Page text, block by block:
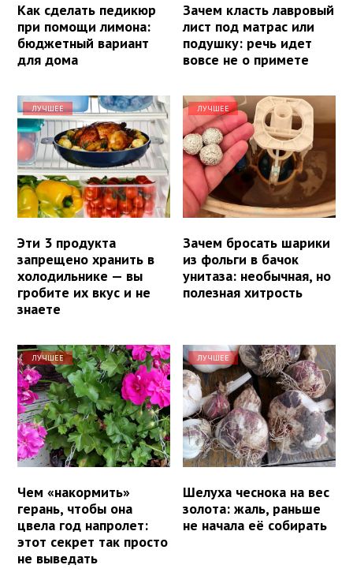
Как сделать педикюр
при помощи лимона:
бюджетный вариант
для дома
Зачем класть лавровый
лист под матрас или
подушку: речь идет
вовсе не о примете
ЛУЧШЕЕ
Эти 3 продукта
запрещено хранить в
холодильнике — вы
гробите их вкус и не
знаете
ЛУЧШЕЕ
Зачем бросать шарики
из фольги в бачок
унитаза: необычная, но
полезная хитрость
ЛУЧШЕЕ
Чем «накормить»
герань, чтобы она
цвела год напролет:
этот секрет так просто
не выведать
ЛУЧШЕЕ
Шелуха чеснока на вес
золота: жаль, раньше
не начала её собирать